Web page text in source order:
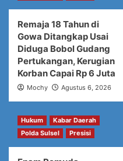
Remaja 18 Tahun di
Gowa Ditangkap Usai
Diduga Bobol Gudang
Pertukangan, Kerugian
Korban Capai Rp 6 Juta
Mochy Agustus 6, 2026
Hukum
Kabar Daerah
Polda Sulsel
Presisi